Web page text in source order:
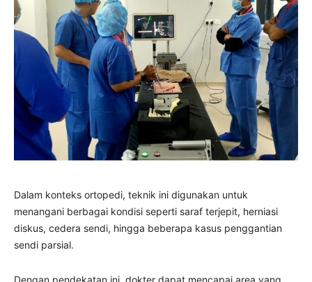
Dalam konteks ortopedi, teknik ini digunakan untuk
menangani berbagai kondisi seperti saraf terjepit, herniasi
diskus, cedera sendi, hingga beberapa kasus penggantian
sendi parsial.
Dengan pendekatan ini, dokter dapat mencapai area yang